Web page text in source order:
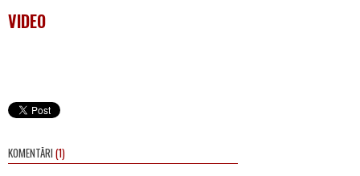
VIDEO
KOMENTĀRI (1)